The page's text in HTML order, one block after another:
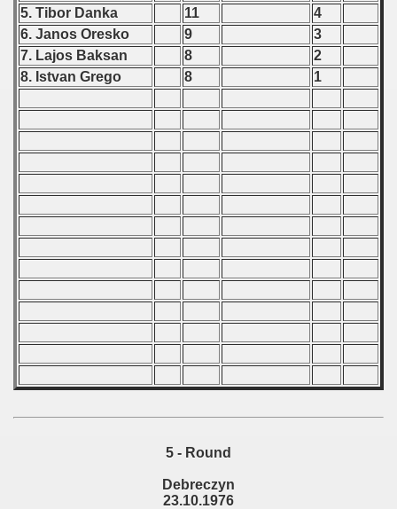
5. Tibor Danka
11
4
6. Janos Oresko
9
3
7. Lajos Baksan
8
2
8. Istvan Grego
8 1
5 - Round
Debreczyn
23.10.1976
- 1988
- 1990
- 1991
- 1992
- 1994
- 1995
- 1996